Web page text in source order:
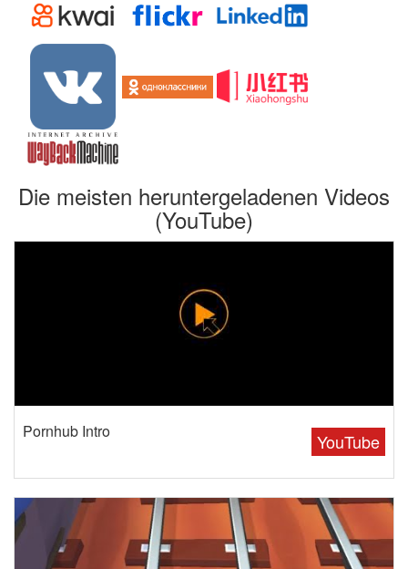
Die meisten heruntergeladenen Videos
(YouTube)
YouTube
Pornhub Intro